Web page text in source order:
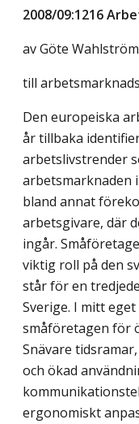
2008/09:1216
avGöte
till
Den europeiska
år tillbaka
arbetslivstrender
arbetsmarknaden
bland annat
arbetsgivare, där
ingår.
viktig roll på den
står för en
Sverige. I mitt
småföretagen för
Snävare
och ökad
ergonomiskt